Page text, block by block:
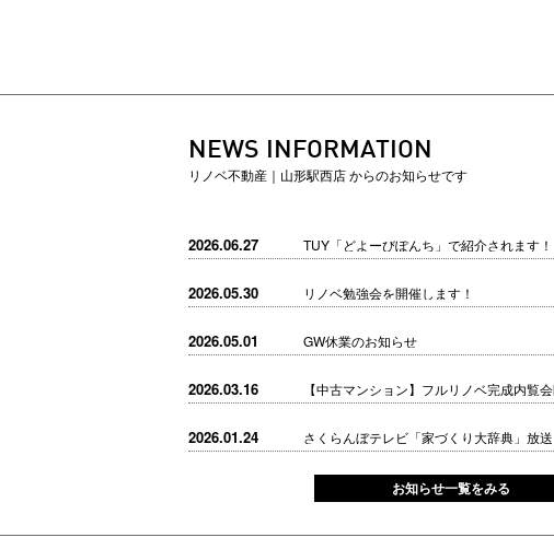
NEWS INFORMATION
リノベ不動産｜山形駅西店 からのお知らせです
2026.06.27 TUY「どよーびぽんち」で紹介されます！
2026.05.30 リノベ勉強会を開催します！
2026.05.01 GW休業のお知らせ
2026.03.16 【中古マンション】フルリノベ完成内覧会
2026.01.24 さくらんぼテレビ「家づくり大辞典」放送
お知らせ一覧をみる